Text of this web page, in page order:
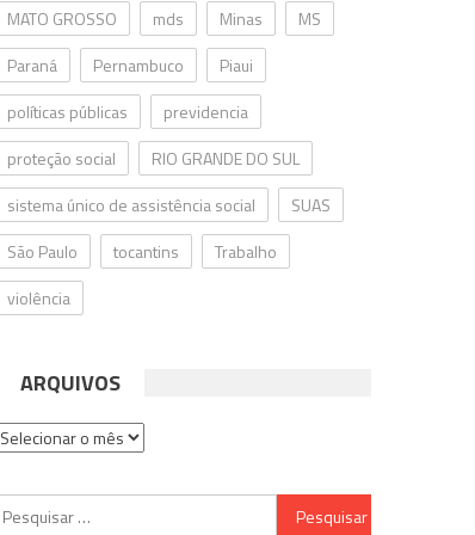
MATO GROSSO
mds Minas
MS
Paraná
Pernambuco
Piaui
políticas públicas
previdencia
proteção social
RIO GRANDE DO SUL
sistema único de assistência social
SUAS
São Paulo
tocantins
Trabalho
violência
ARQUIVOS
Arquivos
Pesquisar